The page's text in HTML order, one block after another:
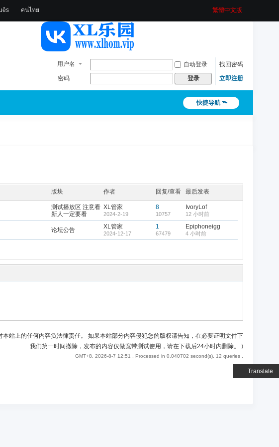
Translate
คนไทย 繁體中文版
用户名 自动登录
找回密码
密码
登录 立即注册
快捷导航
版块 作者 回复/查看 最后发表
测试播放区 注意看
新人一定要看
XL管家
2024-2-19
8
10757
IvoryLof
12 小时前
论坛公告 XL管家
2024-12-17
1
67479
Epiphoneigg
4 小时前
站上的任何内容负法律责任。 如果本站部分内容侵犯您的版权请告知，在必要证明文件下
我们第一时间撤除，发布的内容仅做宽带测试使用，请在下载后24小时内删除。
)
GMT+8, 2026-8-7 12:51 , Processed in 0.040702 second(s), 12 queries .